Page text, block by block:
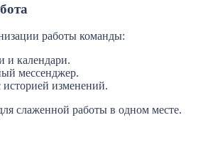
работы команды:
и календари.
мессенджер.
изменений.
слаженной работы в одном месте.